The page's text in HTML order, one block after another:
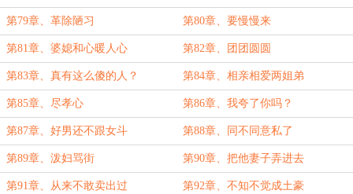
第79章、革除陋习 第80章、要慢慢来
第81章、婆媳和心暖人心 第82章、团团圆圆
第83章、真有这么傻的人？ 第84章、相亲相爱两姐弟
第85章、尽孝心 第86章、我夸了你吗？
第87章、好男还不跟女斗 第88章、同不同意私了
第89章、泼妇骂街 第90章、把他妻子弄进去
第91章、从来不敢卖出过 第92章、不知不觉成土豪